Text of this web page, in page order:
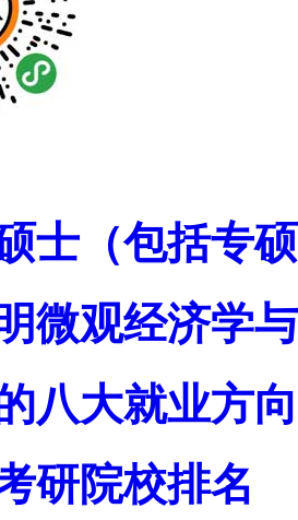
士（包括专
微观经济学
八大就业方
研院校排名